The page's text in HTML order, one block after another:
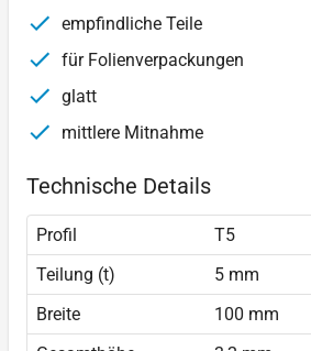
empfindliche Teile
für Folienverpackungen
glatt
mittlere Mitnahme
Technische Details
Profil
T5
Teilung (t)
5 mm
Breite
100 mm